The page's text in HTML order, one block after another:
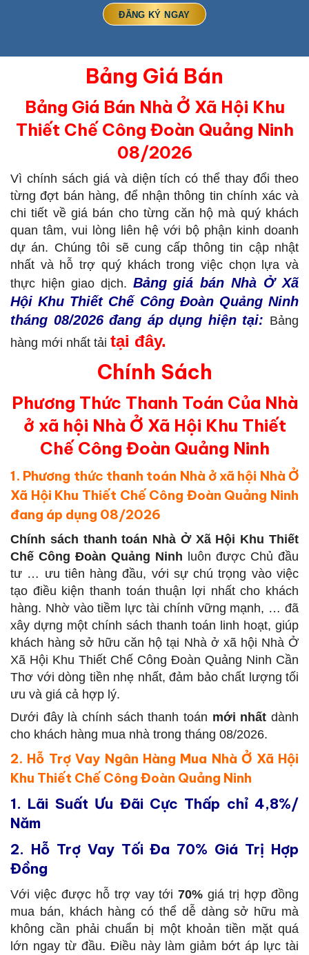
Bảng Giá Bán
Bảng Giá Bán Nhà Ở Xã Hội Khu
Thiết Chế Công Đoàn Quảng Ninh
08/2026
Vì chính sách giá và diện tích có thể thay đổi theo
từng đợt bán hàng, để nhận thông tin chính xác và
chi tiết về giá bán cho từng căn hộ mà quý khách
quan tâm, vui lòng liên hệ với bộ phận kinh doanh
dự án. Chúng tôi sẽ cung cấp thông tin cập nhật
nhất và hỗ trợ quý khách trong việc chọn lựa và
thực hiện giao dịch. Bảng giá bán Nhà Ở Xã
Hội Khu Thiết Chế Công Đoàn Quảng Ninh
tháng 08/2026 đang áp dụng hiện tại: Bảng
hàng mới nhất tải tại đây.
Chính Sách
Phương Thức Thanh Toán Của Nhà
ở xã hội Nhà Ở Xã Hội Khu Thiết
Chế Công Đoàn Quảng Ninh
1. Phương thức thanh toán Nhà ở xã hội Nhà Ở
Xã Hội Khu Thiết Chế Công Đoàn Quảng Ninh
đang áp dụng 08/2026
Chính sách thanh toán Nhà Ở Xã Hội Khu Thiết
Chế Công Đoàn Quảng Ninh luôn được Chủ đầu
tư … ưu tiên hàng đầu, với sự chú trọng vào việc
tạo điều kiện thanh toán thuận lợi nhất cho khách
hàng. Nhờ vào tiềm lực tài chính vững mạnh, … đã
xây dựng một chính sách thanh toán linh hoạt, giúp
khách hàng sở hữu căn hộ tại Nhà ở xã hội Nhà Ở
Xã Hội Khu Thiết Chế Công Đoàn Quảng Ninh Cần
Thơ với dòng tiền nhẹ nhất, đảm bảo chất lượng tối
ưu và giá cả hợp lý.
Dưới đây là chính sách thanh toán mới nhất dành
cho khách hàng mua nhà trong tháng 08/2026.
2. Hỗ Trợ Vay Ngân Hàng Mua Nhà Ở Xã Hội
Khu Thiết Chế Công Đoàn Quảng Ninh
1. Lãi Suất Ưu Đãi Cực Thấp chỉ 4,8%/
Năm
2. Hỗ Trợ Vay Tối Đa 70% Giá Trị Hợp
Đồng
Với việc được hỗ trợ vay tới70% giá trị hợp đồng
mua bán, khách hàng có thể dễ dàng sở hữu mà
không cần phải chuẩn bị một khoản tiền mặt quá
lớn ngay từ đầu. Điều này làm giảm bớt áp lực tài